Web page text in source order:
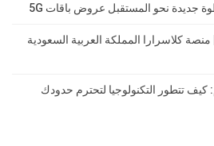
كلاسرارا المملكة العربية السعودية
تتطور التكنولوجيا لتحترم حدودك